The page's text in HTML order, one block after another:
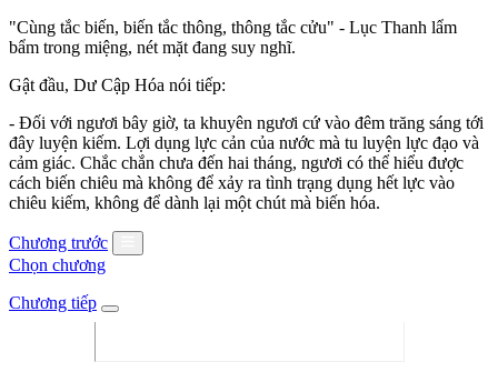
"Cùng tắc biến, biến tắc thông, thông tắc cửu" - Lục Thanh lẩm
bẩm trong miệng, nét mặt đang suy nghĩ.
Gật đầu, Dư Cập Hóa nói tiếp:
- Đối với ngươi bây giờ, ta khuyên ngươi cứ vào đêm trăng sáng tới
đây luyện kiếm. Lợi dụng lực cản của nước mà tu luyện lực đạo và
cảm giác. Chắc chắn chưa đến hai tháng, ngươi có thể hiểu được
cách biến chiêu mà không để xảy ra tình trạng dụng hết lực vào
chiêu kiếm, không để dành lại một chút mà biến hóa.
Chương trước
Chọn chương
Chương tiếp